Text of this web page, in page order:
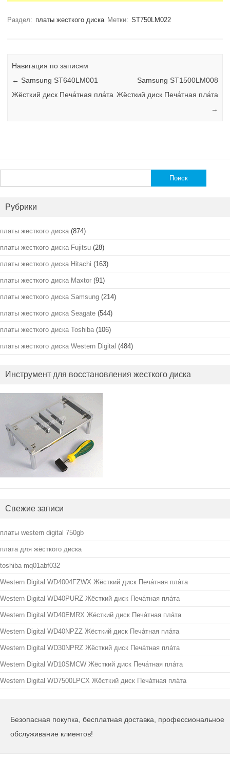
Раздел: платы жесткого диска Метки: ST750LM022
Навигация по записям
← Samsung ST640LM001
Жёсткий диск Печа́тная пла́та
Samsung ST1500LM008
Жёсткий диск Печа́тная пла́та
→
Рубрики
платы жесткого диска (874)
платы жесткого диска Fujitsu (28)
платы жесткого диска Hitachi (163)
платы жесткого диска Maxtor (91)
платы жесткого диска Samsung (214)
платы жесткого диска Seagate (544)
платы жесткого диска Toshiba (106)
платы жесткого диска Western Digital (484)
Инструмент для восстановления жесткого диска
Свежие записи
платы western digital 750gb
плата для жёсткого диска
toshiba mq01abf032
Western Digital WD4004FZWX Жёсткий диск Печа́тная пла́та
Western Digital WD40PURZ Жёсткий диск Печа́тная пла́та
Western Digital WD40EMRX Жёсткий диск Печа́тная пла́та
Western Digital WD40NPZZ Жёсткий диск Печа́тная пла́та
Western Digital WD30NPRZ Жёсткий диск Печа́тная пла́та
Western Digital WD10SMCW Жёсткий диск Печа́тная пла́та
Western Digital WD7500LPCX Жёсткий диск Печа́тная пла́та
Безопасная покупка, бесплатная доставка, профессиональное
обслуживание клиентов!